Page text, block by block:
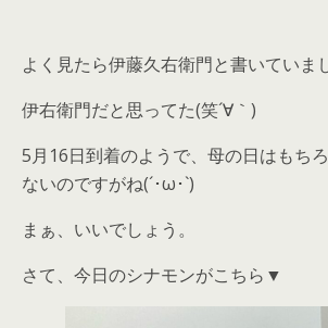
よく見たら伊藤久右衛門と書いていま
伊右衛門だと思ってた(笑´∀｀)
5月16日到着のようで、母の日はもち
ないのですがね(´･ω･`)
まぁ、いいでしょう。
さて、今日のシナモンがこちら▼